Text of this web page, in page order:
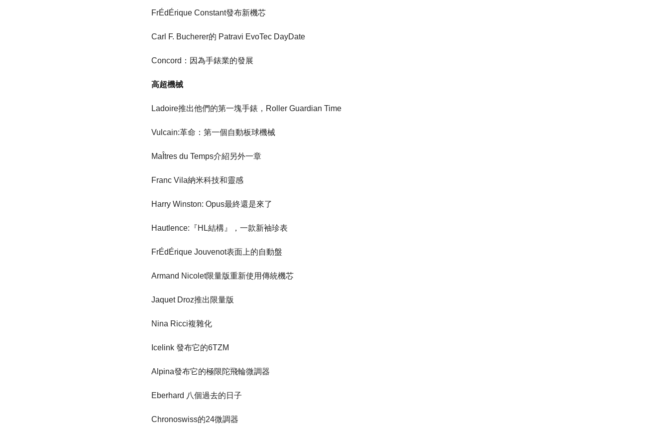
FrÉdÉrique Constant發布新機芯
Carl F. Bucherer的 Patravi EvoTec DayDate
Concord：因為手錶業的發展
高超機械
Ladoire推出他們的第一塊手錶，Roller Guardian Time
Vulcain:革命：第一個自動板球機械
MaÎtres du Temps介紹另外一章
Franc Vila納米科技和靈感
Harry Winston: Opus最終還是來了
Hautlence:『HL結構』，一款新袖珍表
FrÉdÉrique Jouvenot表面上的自動盤
Armand Nicolet限量版重新使用傳統機芯
Jaquet Droz推出限量版
Nina Ricci複雜化
Icelink 發布它的6TZM
Alpina發布它的極限陀飛輪微調器
Eberhard 八個過去的日子
Chronoswiss的24微調器